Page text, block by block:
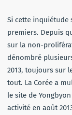
Si cette inquiétude
premiers. Depuis
sur la non-
dénombré
2013, toujours sur
tout. La Corée a
le site de
activité en août